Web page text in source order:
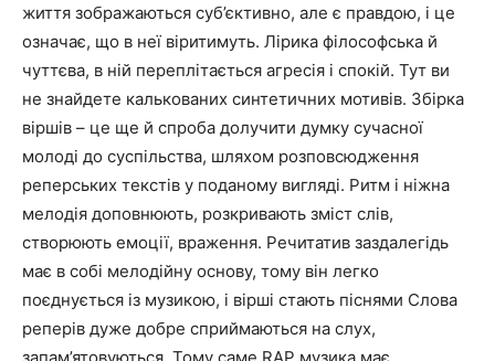
життя зображаються суб’єктивно, але є правдою, і це
означає, що в неї віритимуть. Лірика філософська й
чуттєва, в ній переплітається агресія і спокій. Тут ви
не знайдете калькованих синтетичних мотивів. Збірка
віршів – це ще й спроба долучити думку сучасної
молоді до суспільства, шляхом розповсюдження
реперських текстів у поданому вигляді. Ритм і ніжна
мелодія доповнюють, розкривають зміст слів,
створюють емоції, враження. Речитатив заздалегідь
має в собі мелодійну основу, тому він легко
поєднується із музикою, і вірші стають піснями Слова
реперів дуже добре сприймаються на слух,